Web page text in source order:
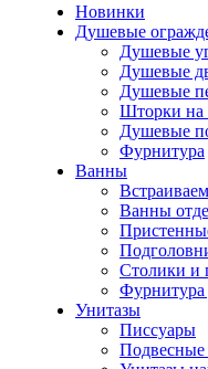
Новинки
Душевые
Душевые
Душевые
Душевые
Шторки на
Душевые
Фурнитура
Ванны
Ванны
Столики и
Фурнитура
Унитазы
Писсуары
Подвесные